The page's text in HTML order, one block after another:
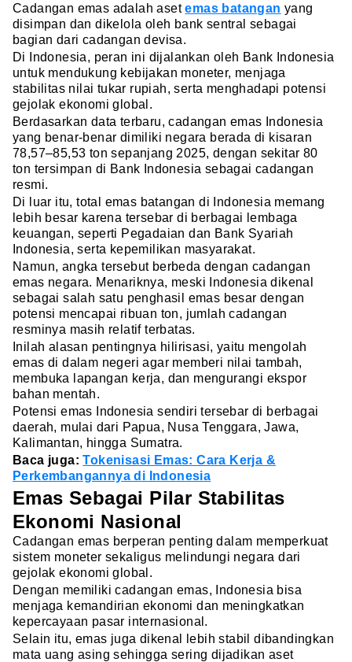
Cadangan emas adalah asetemas batangan yang
disimpan dan dikelola oleh bank sentral sebagai
bagian dari cadangan devisa.
Di Indonesia, peran ini dijalankan oleh Bank Indonesia
untuk mendukung kebijakan moneter, menjaga
stabilitas nilai tukar rupiah, serta menghadapi potensi
gejolak ekonomi global.
Berdasarkan data terbaru, cadangan emas Indonesia
yang benar-benar dimiliki negara berada di kisaran
78,57–85,53 ton sepanjang 2025, dengan sekitar 80
ton tersimpan di Bank Indonesia sebagai cadangan
resmi.
Di luar itu, total emas batangan di Indonesia memang
lebih besar karena tersebar di berbagai lembaga
keuangan, seperti Pegadaian dan Bank Syariah
Indonesia, serta kepemilikan masyarakat.
Namun, angka tersebut berbeda dengan cadangan
emas negara. Menariknya, meski Indonesia dikenal
sebagai salah satu penghasil emas besar dengan
potensi mencapai ribuan ton, jumlah cadangan
resminya masih relatif terbatas.
Inilah alasan pentingnya hilirisasi, yaitu mengolah
emas di dalam negeri agar memberi nilai tambah,
membuka lapangan kerja, dan mengurangi ekspor
bahan mentah.
Potensi emas Indonesia sendiri tersebar di berbagai
daerah, mulai dari Papua, Nusa Tenggara, Jawa,
Kalimantan, hingga Sumatra.
Baca juga:Tokenisasi Emas: Cara Kerja &
Perkembangannya di Indonesia
Emas Sebagai Pilar Stabilitas
Ekonomi Nasional
Cadangan emas berperan penting dalam memperkuat
sistem moneter sekaligus melindungi negara dari
gejolak ekonomi global.
Dengan memiliki cadangan emas, Indonesia bisa
menjaga kemandirian ekonomi dan meningkatkan
kepercayaan pasar internasional.
Selain itu, emas juga dikenal lebih stabil dibandingkan
mata uang asing sehingga sering dijadikan aset